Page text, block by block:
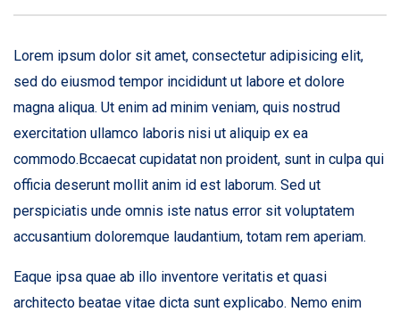
Lorem ipsum dolor sit amet, consectetur adipisicing elit,
sed do eiusmod tempor incididunt ut labore et dolore
magna aliqua. Ut enim ad minim veniam, quis nostrud
exercitation ullamco laboris nisi ut aliquip ex ea
commodo.Bccaecat cupidatat non proident, sunt in culpa qui
officia deserunt mollit anim id est laborum. Sed ut
perspiciatis unde omnis iste natus error sit voluptatem
accusantium doloremque laudantium, totam rem aperiam.
Eaque ipsa quae ab illo inventore veritatis et quasi
architecto beatae vitae dicta sunt explicabo. Nemo enim